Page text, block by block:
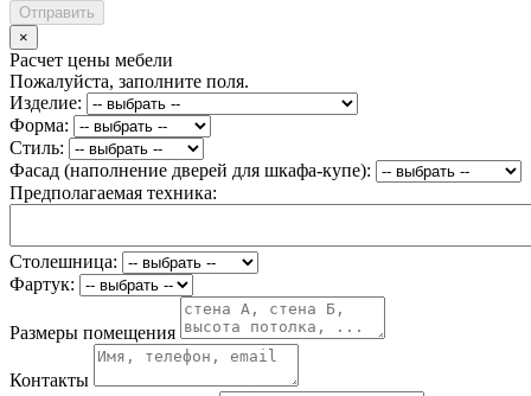
Отправить
×
Расчет цены мебели
Пожалуйста, заполните поля.
Изделие:
Форма:
Стиль:
Фасад (наполнение дверей для шкафа-купе):
Предполагаемая техника:
Столешница:
Фартук:
Размеры помещения
Контакты